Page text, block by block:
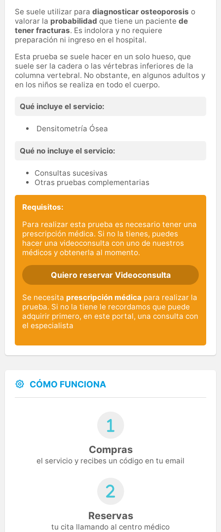
Se suele utilizar para diagnosticar osteoporosis o
valorar la probabilidad que tiene un paciente de
tener fracturas. Es indolora y no requiere
preparación ni ingreso en el hospital.
Esta prueba se suele hacer en un solo hueso, que
suele ser la cadera o las vértebras inferiores de la
columna vertebral. No obstante, en algunos adultos y
en los niños se realiza en todo el cuerpo.
Qué incluye el servicio:
Densitometría Ósea
Qué no incluye el servicio:
Consultas sucesivas
Otras pruebas complementarias
Requisitos:
Para realizar esta prueba es necesario tener una
prescripción médica. Si no la tienes, puedes
hacer una videoconsulta con uno de nuestros
médicos y obtenerla al momento.
Quiero reservar Videoconsulta
Se necesita prescripción médica para realizar la
prueba. Si no la tiene le recordamos que puede
adquirir primero, en este portal, una consulta con
el especialista
CÓMO FUNCIONA
Compras
el servicio y recibes un código en tu email
Reservas
tu cita llamando al centro médico